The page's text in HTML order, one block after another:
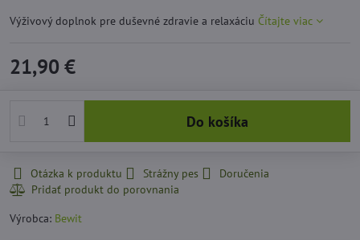
Výživový doplnok pre duševné zdravie a relaxáciu Čítajte viac
21,90 €
Do košíka
Otázka k produktu Strážny pes Doručenia
Výrobca: Bewit